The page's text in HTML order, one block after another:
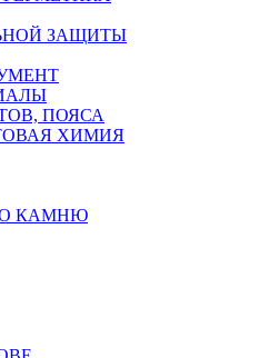
ЗАЩИТЫ
ПОЯСА
ХИМИЯ
КАМНЮ